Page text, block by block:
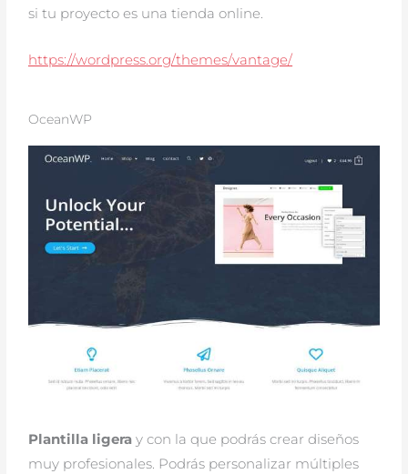
si tu proyecto es una tienda online.
https://wordpress.org/themes/vantage/
OceanWP
Plantilla ligera y con la que podrás crear diseños
muy profesionales. Podrás personalizar múltiples